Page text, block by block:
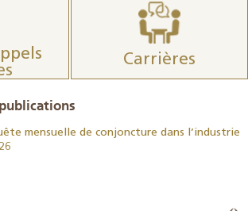
Carrières
mensuelle de conjoncture dans l’industrie